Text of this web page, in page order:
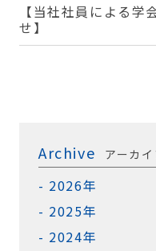
【当社社員による
せ】
Archive アーカ
2026年
2025年
2024年